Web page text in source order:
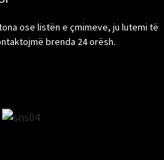
ose listën e çmimeve, ju lutemi të
brenda 24 orësh.